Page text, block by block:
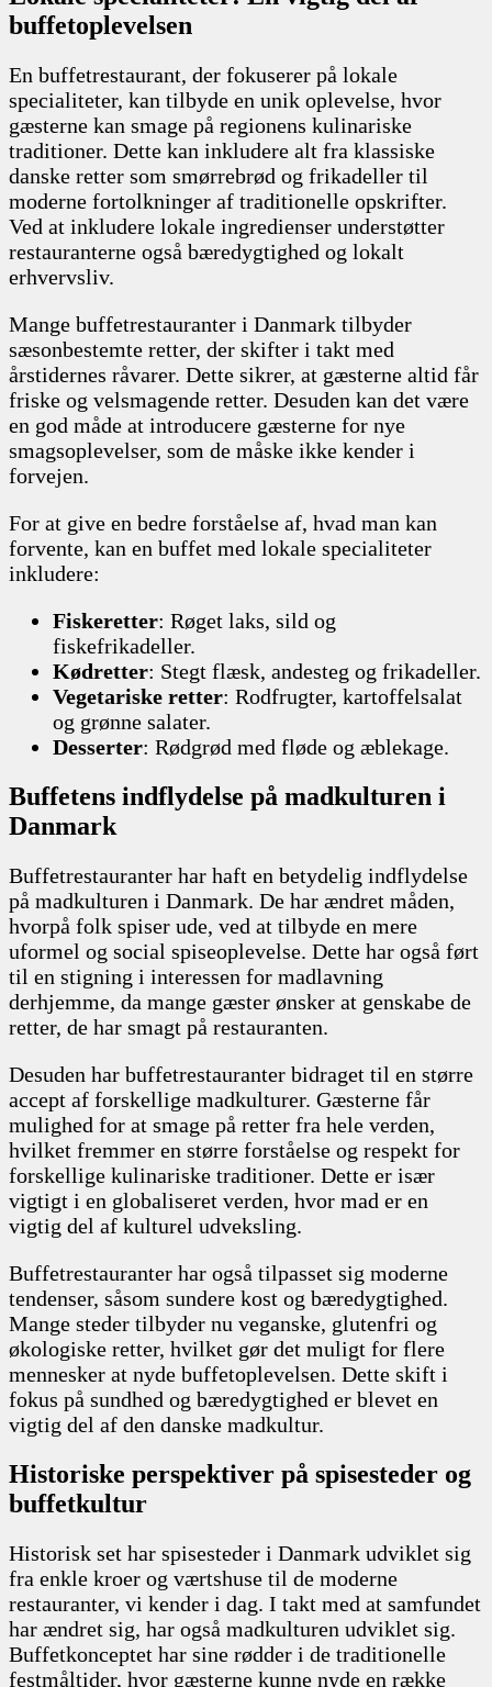
buffetoplevelsen
En buffetrestaurant, der fokuserer på lokale
specialiteter, kan tilbyde en unik oplevelse, hvor
gæsterne kan smage på regionens kulinariske
traditioner. Dette kan inkludere alt fra klassiske
danske retter som smørrebrød og frikadeller til
moderne fortolkninger af traditionelle opskrifter.
Ved at inkludere lokale ingredienser understøtter
restauranterne også bæredygtighed og lokalt
erhvervsliv.
Mange buffetrestauranter i Danmark tilbyder
sæsonbestemte retter, der skifter i takt med
årstidernes råvarer. Dette sikrer, at gæsterne altid får
friske og velsmagende retter. Desuden kan det være
en god måde at introducere gæsterne for nye
smagsoplevelser, som de måske ikke kender i
forvejen.
For at give en bedre forståelse af, hvad man kan
forvente, kan en buffet med lokale specialiteter
inkludere:
Fiskeretter: Røget laks, sild og
fiskefrikadeller.
Kødretter: Stegt flæsk, andesteg og frikadeller.
Vegetariske retter: Rodfrugter, kartoffelsalat
og grønne salater.
Desserter: Rødgrød med fløde og æblekage.
Buffetens indflydelse på madkulturen i
Danmark
Buffetrestauranter har haft en betydelig indflydelse
på madkulturen i Danmark. De har ændret måden,
hvorpå folk spiser ude, ved at tilbyde en mere
uformel og social spiseoplevelse. Dette har også ført
til en stigning i interessen for madlavning
derhjemme, da mange gæster ønsker at genskabe de
retter, de har smagt på restauranten.
Desuden har buffetrestauranter bidraget til en større
accept af forskellige madkulturer. Gæsterne får
mulighed for at smage på retter fra hele verden,
hvilket fremmer en større forståelse og respekt for
forskellige kulinariske traditioner. Dette er især
vigtigt i en globaliseret verden, hvor mad er en
vigtig del af kulturel udveksling.
Buffetrestauranter har også tilpasset sig moderne
tendenser, såsom sundere kost og bæredygtighed.
Mange steder tilbyder nu veganske, glutenfri og
økologiske retter, hvilket gør det muligt for flere
mennesker at nyde buffetoplevelsen. Dette skift i
fokus på sundhed og bæredygtighed er blevet en
vigtig del af den danske madkultur.
Historiske perspektiver på spisesteder og
buffetkultur
Historisk set har spisesteder i Danmark udviklet sig
fra enkle kroer og værtshuse til de moderne
restauranter, vi kender i dag. I takt med at samfundet
har ændret sig, har også madkulturen udviklet sig.
Buffetkonceptet har sine rødder i de traditionelle
festmåltider, hvor gæsterne kunne nyde en række